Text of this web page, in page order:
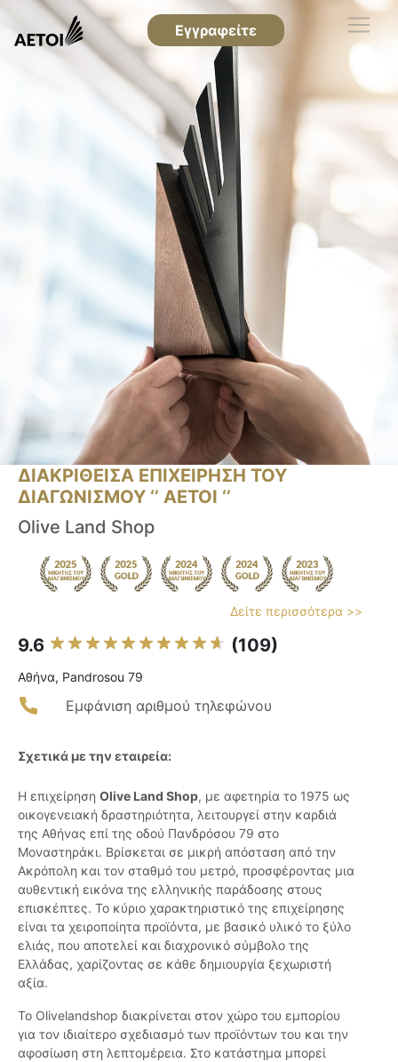
Εγγραφείτε
ΔΙΑΚΡΙΘΕΙΣΑ ΕΠΙΧΕΙΡΗΣΗ ΤΟΥ
ΔΙΑΓΩΝΙΣΜΟΥ ‘’ ΑΕΤΟΙ ‘’
Olive Land Shop
Δείτε περισσότερα >>
9.6 (109)
Αθήνα, Pandrosou 79
Εμφάνιση αριθμού τηλεφώνου
Σχετικά με την εταιρεία:
Η επιχείρηση Olive Land Shop, με αφετηρία το 1975 ως
οικογενειακή δραστηριότητα, λειτουργεί στην καρδιά
της Αθήνας επί της οδού Πανδρόσου 79 στο
Μοναστηράκι. Βρίσκεται σε μικρή απόσταση από την
Ακρόπολη και τον σταθμό του μετρό, προσφέροντας μια
αυθεντική εικόνα της ελληνικής παράδοσης στους
επισκέπτες. Το κύριο χαρακτηριστικό της επιχείρησης
είναι τα χειροποίητα προϊόντα, με βασικό υλικό το ξύλο
ελιάς, που αποτελεί και διαχρονικό σύμβολο της
Ελλάδας, χαρίζοντας σε κάθε δημιουργία ξεχωριστή
αξία.
Το Olivelandshop διακρίνεται στον χώρο του εμπορίου
για τον ιδιαίτερο σχεδιασμό των προϊόντων του και την
αφοσίωση στη λεπτομέρεια. Στο κατάστημα μπορεί